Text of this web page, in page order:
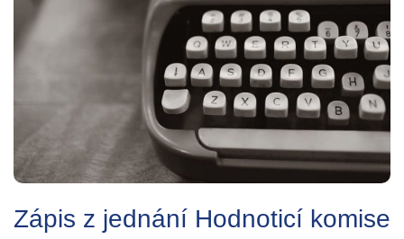
Zápis z jednání Hodnoticí komise